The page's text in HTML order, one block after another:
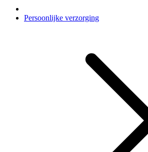
Persoonlijke verzorging